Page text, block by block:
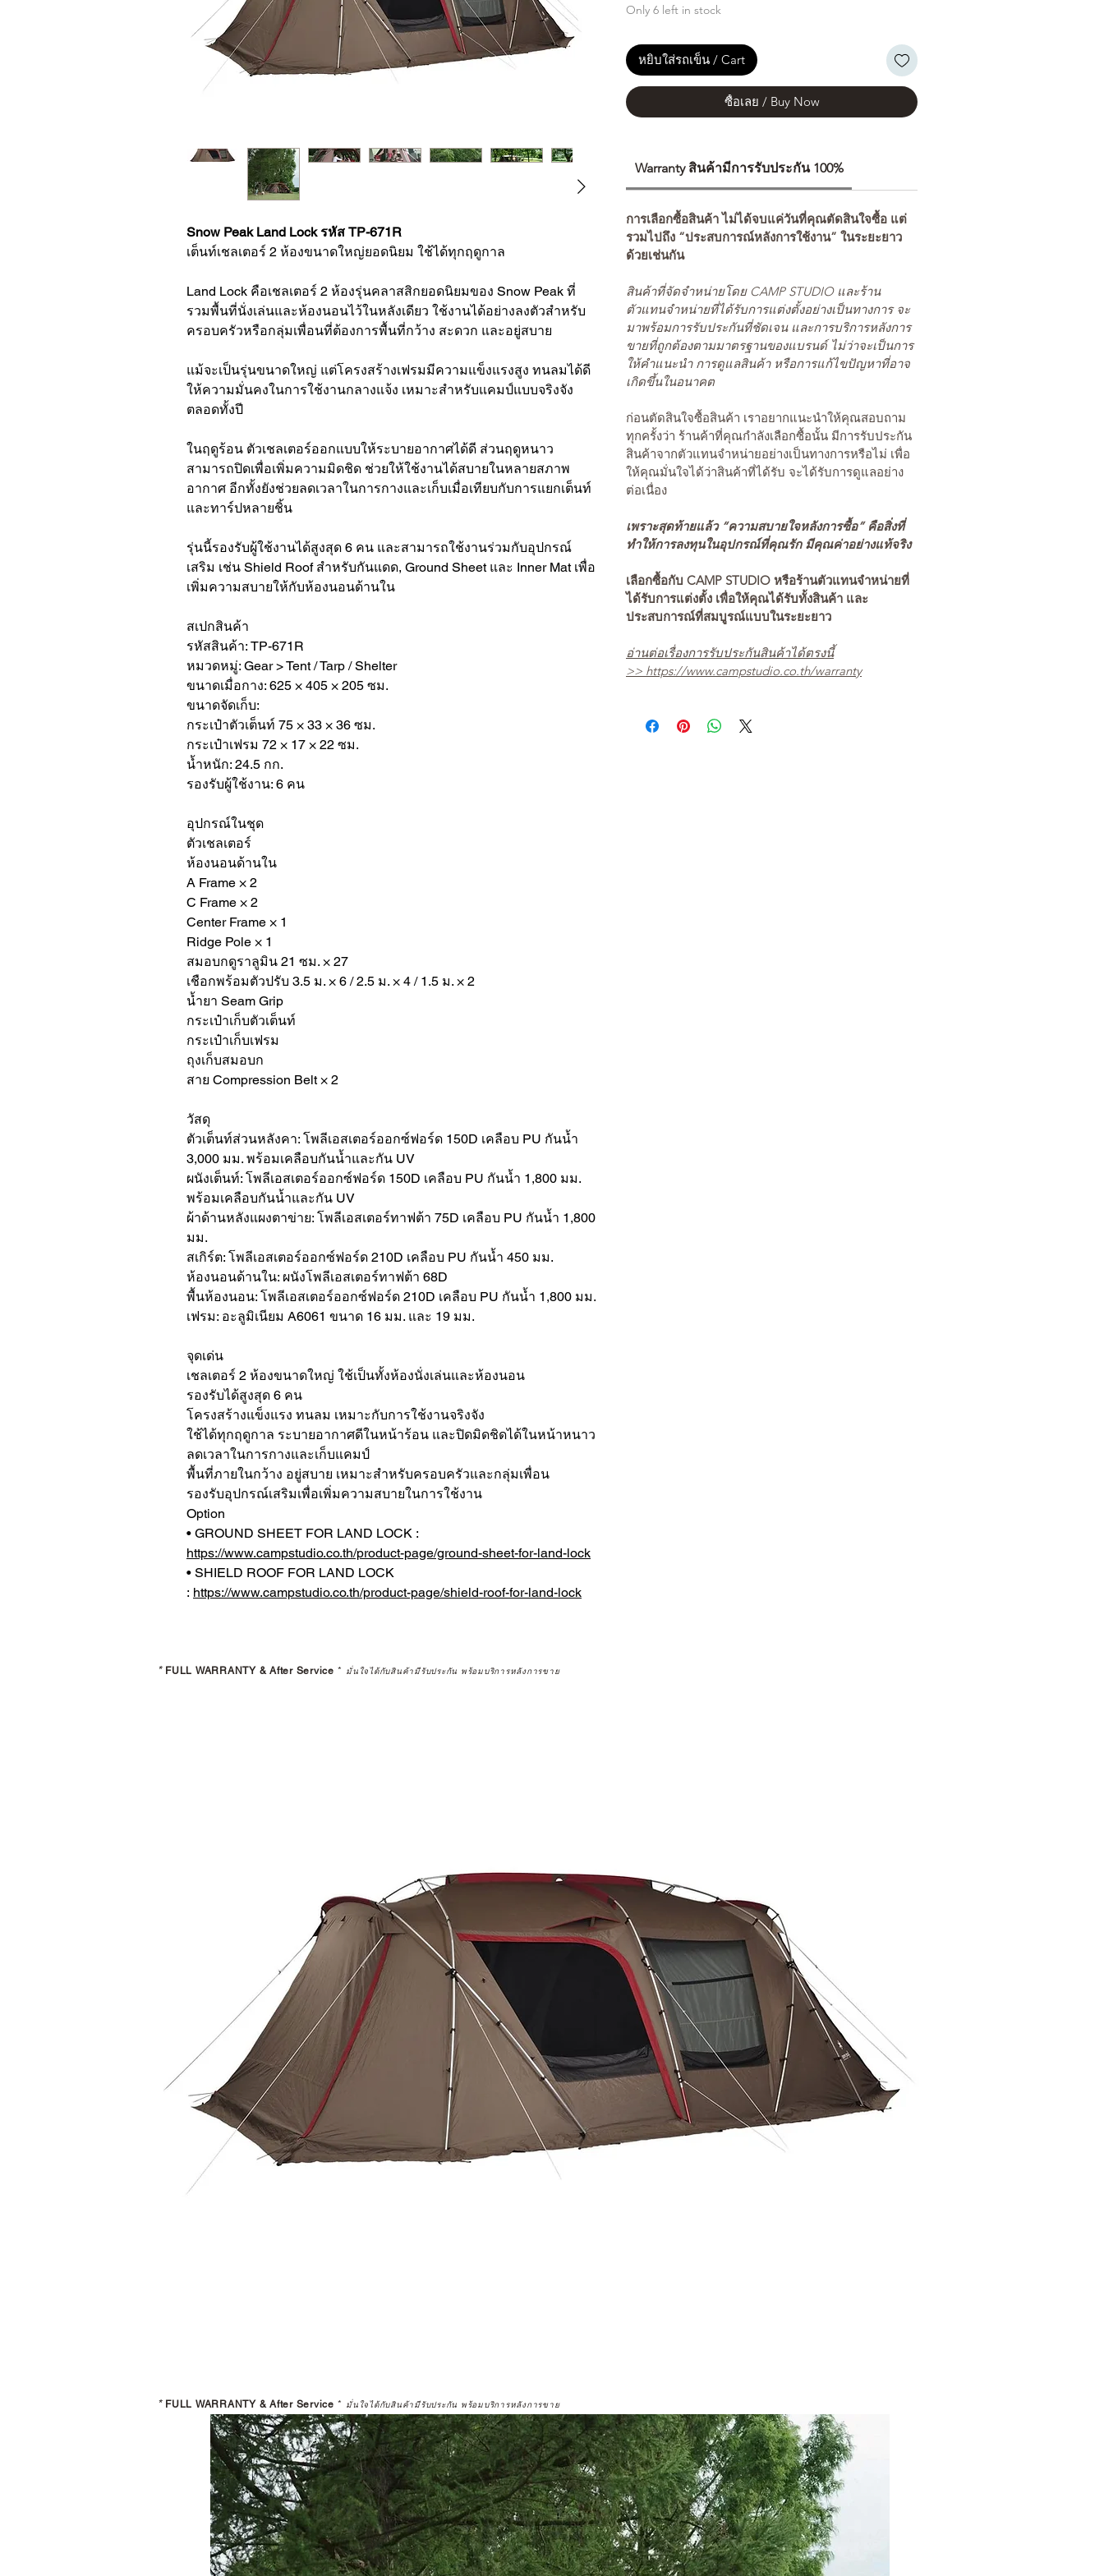
Snow Peak Land Lock รหัส TP-671R
เต็นท์เชลเตอร์ 2 ห้องขนาดใหญ่ยอดนิยม ใช้ได้ทุกฤดูกาล
Land Lock คือเชลเตอร์ 2 ห้องรุ่นคลาสสิกยอดนิยมของ Snow Peak ที่
รวมพื้นที่นั่งเล่นและห้องนอนไว้ในหลังเดียว ใช้งานได้อย่างลงตัวสำหรับ
ครอบครัวหรือกลุ่มเพื่อนที่ต้องการพื้นที่กว้าง สะดวก และอยู่สบาย
แม้จะเป็นรุ่นขนาดใหญ่ แต่โครงสร้างเฟรมมีความแข็งแรงสูง ทนลมได้ดี
ให้ความมั่นคงในการใช้งานกลางแจ้ง เหมาะสำหรับแคมป์แบบจริงจัง
ตลอดทั้งปี
ในฤดูร้อน ตัวเชลเตอร์ออกแบบให้ระบายอากาศได้ดี ส่วนฤดูหนาว
สามารถปิดเพื่อเพิ่มความมิดชิด ช่วยให้ใช้งานได้สบายในหลายสภาพ
อากาศ อีกทั้งยังช่วยลดเวลาในการกางและเก็บเมื่อเทียบกับการแยกเต็นท์
และทาร์ปหลายชิ้น
รุ่นนี้รองรับผู้ใช้งานได้สูงสุด 6 คน และสามารถใช้งานร่วมกับอุปกรณ์
เสริม เช่น Shield Roof สำหรับกันแดด, Ground Sheet และ Inner Mat เพื่อ
เพิ่มความสบายให้กับห้องนอนด้านใน
สเปกสินค้า
รหัสสินค้า: TP-671R
หมวดหมู่: Gear > Tent / Tarp / Shelter
ขนาดเมื่อกาง: 625 × 405 × 205 ซม.
ขนาดจัดเก็บ:
กระเป๋าตัวเต็นท์ 75 × 33 × 36 ซม.
กระเป๋าเฟรม 72 × 17 × 22 ซม.
น้ำหนัก: 24.5 กก.
รองรับผู้ใช้งาน: 6 คน
อุปกรณ์ในชุด
ตัวเชลเตอร์
ห้องนอนด้านใน
A Frame × 2
C Frame × 2
Center Frame × 1
Ridge Pole × 1
สมอบกดูราลูมิน 21 ซม. × 27
เชือกพร้อมตัวปรับ 3.5 ม. × 6 / 2.5 ม. × 4 / 1.5 ม. × 2
น้ำยา Seam Grip
กระเป๋าเก็บตัวเต็นท์
กระเป๋าเก็บเฟรม
ถุงเก็บสมอบก
สาย Compression Belt × 2
วัสดุ
ตัวเต็นท์ส่วนหลังคา: โพลีเอสเตอร์ออกซ์ฟอร์ด 150D เคลือบ PU กันน้ำ
3,000 มม. พร้อมเคลือบกันน้ำและกัน UV
ผนังเต็นท์: โพลีเอสเตอร์ออกซ์ฟอร์ด 150D เคลือบ PU กันน้ำ 1,800 มม.
พร้อมเคลือบกันน้ำและกัน UV
ผ้าด้านหลังแผงตาข่าย: โพลีเอสเตอร์ทาฟต้า 75D เคลือบ PU กันน้ำ 1,800
มม.
สเกิร์ต: โพลีเอสเตอร์ออกซ์ฟอร์ด 210D เคลือบ PU กันน้ำ 450 มม.
ห้องนอนด้านใน: ผนังโพลีเอสเตอร์ทาฟต้า 68D
พื้นห้องนอน: โพลีเอสเตอร์ออกซ์ฟอร์ด 210D เคลือบ PU กันน้ำ 1,800 มม.
เฟรม: อะลูมิเนียม A6061 ขนาด 16 มม. และ 19 มม.
จุดเด่น
เชลเตอร์ 2 ห้องขนาดใหญ่ ใช้เป็นทั้งห้องนั่งเล่นและห้องนอน
รองรับได้สูงสุด 6 คน
โครงสร้างแข็งแรง ทนลม เหมาะกับการใช้งานจริงจัง
ใช้ได้ทุกฤดูกาล ระบายอากาศดีในหน้าร้อน และปิดมิดชิดได้ในหน้าหนาว
ลดเวลาในการกางและเก็บแคมป์
พื้นที่ภายในกว้าง อยู่สบาย เหมาะสำหรับครอบครัวและกลุ่มเพื่อน
รองรับอุปกรณ์เสริมเพื่อเพิ่มความสบายในการใช้งาน
Option
• GROUND SHEET FOR LAND LOCK :
https://www.campstudio.co.th/product-page/ground-sheet-for-land-lock
• SHIELD ROOF FOR LAND LOCK
: https://www.campstudio.co.th/product-page/shield-roof-for-land-lock
Only 6 left in stock
หยิบใส่รถเข็น / Cart
ซื้อเลย / Buy Now
Warranty สินค้ามีการรับประกัน 100%
การเลือกซื้อสินค้า ไม่ได้จบแค่วันที่คุณตัดสินใจซื้อ แต่
รวมไปถึง “ประสบการณ์หลังการใช้งาน” ในระยะยาว
ด้วยเช่นกัน
สินค้าที่จัดจำหน่ายโดย CAMP STUDIO และร้าน
ตัวแทนจำหน่ายที่ได้รับการแต่งตั้งอย่างเป็นทางการ จะ
มาพร้อมการรับประกันที่ชัดเจน และการบริการหลังการ
ขายที่ถูกต้องตามมาตรฐานของแบรนด์ ไม่ว่าจะเป็นการ
ให้คำแนะนำ การดูแลสินค้า หรือการแก้ไขปัญหาที่อาจ
เกิดขึ้นในอนาคต
ก่อนตัดสินใจซื้อสินค้า เราอยากแนะนำให้คุณสอบถาม
ทุกครั้งว่า ร้านค้าที่คุณกำลังเลือกซื้อนั้น มีการรับประกัน
สินค้าจากตัวแทนจำหน่ายอย่างเป็นทางการหรือไม่ เพื่อ
ให้คุณมั่นใจได้ว่าสินค้าที่ได้รับ จะได้รับการดูแลอย่าง
ต่อเนื่อง
เพราะสุดท้ายแล้ว “ความสบายใจหลังการซื้อ” คือสิ่งที่
ทำให้การลงทุนในอุปกรณ์ที่คุณรัก มีคุณค่าอย่างแท้จริง
เลือกซื้อกับ CAMP STUDIO หรือร้านตัวแทนจำหน่ายที่
ได้รับการแต่งตั้ง เพื่อให้คุณได้รับทั้งสินค้า และ
ประสบการณ์ที่สมบูรณ์แบบในระยะยาว
อ่านต่อเรื่องการรับประกันสินค้าได้ตรงนี้
>> https://www.campstudio.co.th/warranty
* FULL WARRANTY & After Service * มั่นใจได้กับสินค้ามีรับประกัน พร้อมบริการหลังการขาย
* FULL WARRANTY & After Service * มั่นใจได้กับสินค้ามีรับประกัน พร้อมบริการหลังการขาย